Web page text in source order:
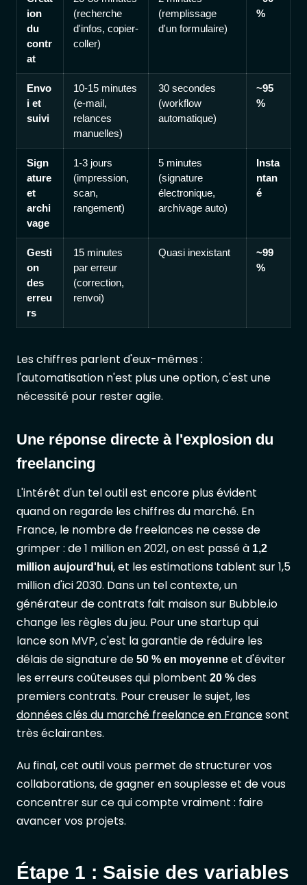
ion
du
contr
at
(recherche
d'infos, copier-
coller)
(remplissage
d'un formulaire)
%
Envo
i et
suivi
10-15 minutes
(e-mail,
relances
manuelles)
30 secondes
(workflow
automatique)
~95
%
Sign
ature
et
archi
vage
1-3 jours
(impression,
scan,
rangement)
5 minutes
(signature
électronique,
archivage auto)
Insta
ntan
é
Gesti
on
des
erreu
rs
15 minutes
par erreur
(correction,
renvoi)
Quasi inexistant
~99
%
Les chiffres parlent d'eux-mêmes :
l'automatisation n'est plus une option, c'est une
nécessité pour rester agile.
Une réponse directe à l'explosion du
freelancing
L'intérêt d'un tel outil est encore plus évident
quand on regarde les chiffres du marché. En
France, le nombre de freelances ne cesse de
grimper : de 1 million en 2021, on est passé à 1,2
million aujourd'hui, et les estimations tablent sur 1,5
million d'ici 2030. Dans un tel contexte, un
générateur de contrats fait maison sur Bubble.io
change les règles du jeu. Pour une startup qui
lance son MVP, c'est la garantie de réduire les
délais de signature de 50 % en moyenne et d'éviter
les erreurs coûteuses qui plombent 20 % des
premiers contrats. Pour creuser le sujet, les
données clés du marché freelance en Francesont
très éclairantes.
Au final, cet outil vous permet de structurer vos
collaborations, de gagner en souplesse et de vous
concentrer sur ce qui compte vraiment : faire
avancer vos projets.
Étape 1 : Saisie des variables